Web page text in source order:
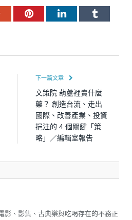
Google+PinterestLinkedInTumblr
下一篇文章
文策院 葫蘆裡賣什麼
藥？ 創造台流、走出
國際、改善產業、投資
挹注的 4 個關鍵「策
略」／編輯室報告
影、影集、古典樂與吃喝存在的不務正